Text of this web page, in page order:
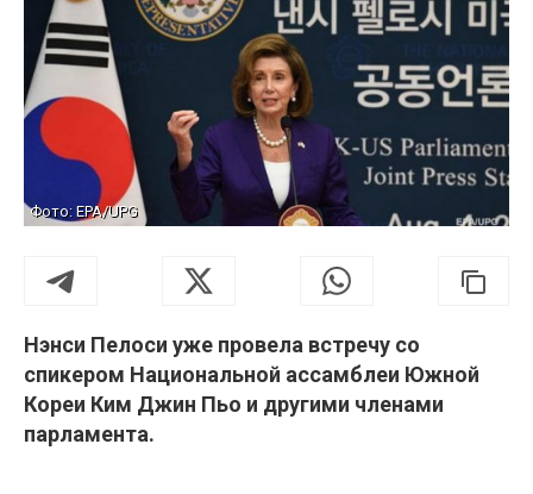
Фото: EPA/UPG
Нэнси Пелоси уже провела встречу со
спикером Национальной ассамблеи Южной
Кореи Ким Джин Пьо и другими членами
парламента.